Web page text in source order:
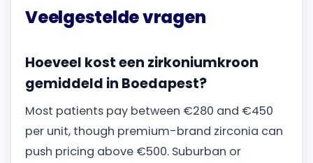
Veelgestelde vragen
Hoeveel kost een zirkoniumkroon
gemiddeld in Boedapest?
Most patients pay between €280 and €450
per unit, though premium-brand zirconia can
push pricing above €500. Suburban or